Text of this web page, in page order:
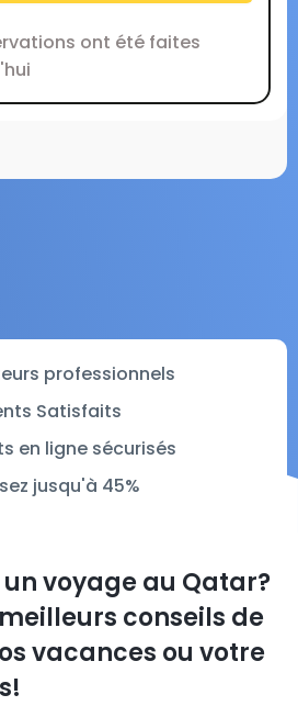
professionnels
Satisfaits
en ligne sécurisés
jusqu'à 45%
ont été faites
voyage au Qatar?
conseils de
vacances ou votre